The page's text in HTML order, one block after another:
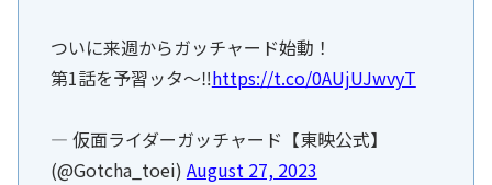
ついに来週からガッチャード始動！
第1話を予習ッタ〜‼️https://t.co/0AUjUJwvyT
— 仮面ライダーガッチャード【東映公式】
(@Gotcha_toei) August 27, 2023